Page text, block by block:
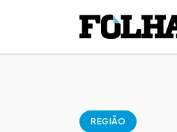
REGIÃO